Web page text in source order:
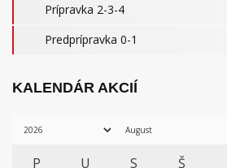
Prípravka 2-3-4
Predprípravka 0-1
KALENDÁR AKCIÍ
P U S Š